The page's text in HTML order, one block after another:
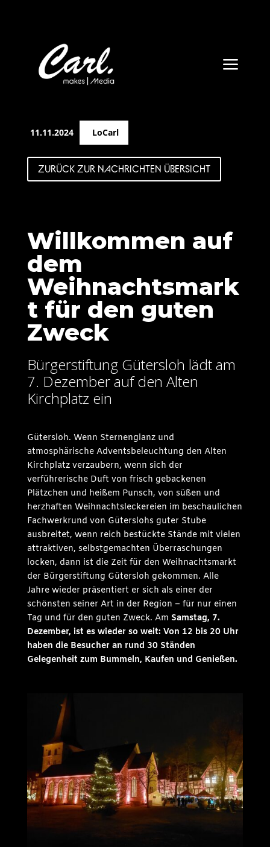
a
11.11.2024 LoCarl
ZURÜCK ZUR NACHRICHTEN ÜBERSICHT
Willkommen auf
dem
Weihnachtsmark
t für den guten
Zweck
Bürgerstiftung Gütersloh lädt am
7. Dezember auf den Alten
Kirchplatz ein
Gütersloh. Wenn Sternenglanz und
atmosphärische Adventsbeleuchtung den Alten
Kirchplatz verzaubern, wenn sich der
verführerische Duft von frisch gebackenen
Plätzchen und heißem Punsch, von süßen und
herzhaften Weihnachtsleckereien im beschaulichen
Fachwerkrund von Güterslohs guter Stube
ausbreitet, wenn reich bestückte Stände mit vielen
attraktiven, selbstgemachten Überraschungen
locken, dann ist die Zeit für den Weihnachtsmarkt
der Bürgerstiftung Gütersloh gekommen. Alle
Jahre wieder präsentiert er sich als einer der
schönsten seiner Art in der Region – für nur einen
Tag und für den guten Zweck. Am Samstag, 7.
Dezember, ist es wieder so weit: Von 12 bis 20 Uhr
haben die Besucher an rund 30 Ständen
Gelegenheit zum Bummeln, Kaufen und Genießen.